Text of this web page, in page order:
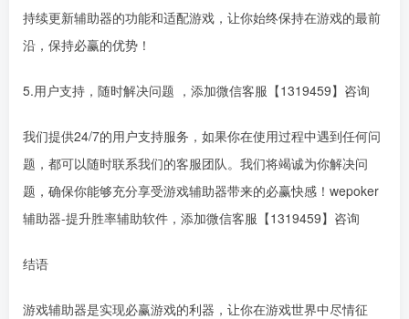
持续更新辅助器的功能和适配游戏，让你始终保持在游戏的最前
沿，保持必赢的优势！
5.用户支持，随时解决问题 ，添加微信客服【1319459】咨询
我们提供24/7的用户支持服务，如果你在使用过程中遇到任何问
题，都可以随时联系我们的客服团队。我们将竭诚为你解决问
题，确保你能够充分享受游戏辅助器带来的必赢快感！wepoker
辅助器-提升胜率辅助软件，添加微信客服【1319459】咨询
结语
游戏辅助器是实现必赢游戏的利器，让你在游戏世界中尽情征